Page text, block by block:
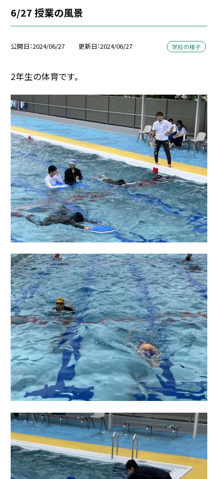
6/27 授業の風景
公開日 2024/06/27 更新日 2024/06/27 学校の様子
2年生の体育です。